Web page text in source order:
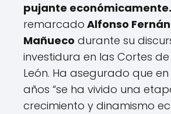
pujante económicamente.
remarcado Alfonso
Mañueco durante su
investidura en las Cortes
León. Ha asegurado que
años “se ha vivido una
crecimiento y dinamismo